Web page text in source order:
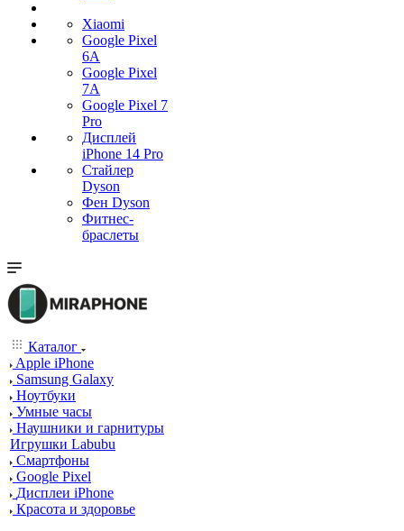
Xiaomi
Google Pixel
6A
Google Pixel
7А
Google Pixel 7
Pro
Дисплей
iPhone 14 Pro
Стайлер
Dyson
Фен Dyson
Фитнес-
браслеты
Каталог
Apple iPhone
Samsung Galaxy
Ноутбуки
Умные часы
Наушники и гарнитуры
Игрушки Labubu
Смартфоны
Google Pixel
Дисплеи iPhone
Красота и здоровье